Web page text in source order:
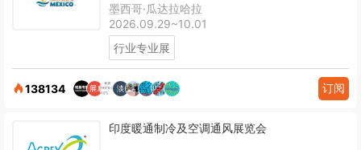
墨西哥·瓜达拉哈拉
2026.09.29~10.01
行业专业展
138134 订阅
印度暖通制冷及空调通风展览会